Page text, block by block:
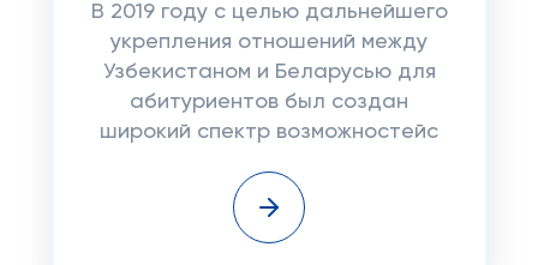
В 2019 году с целью дальнейшего
укрепления отношений между
Узбекистаном и Беларусью для
абитуриентов был создан
широкий спектр возможностейс